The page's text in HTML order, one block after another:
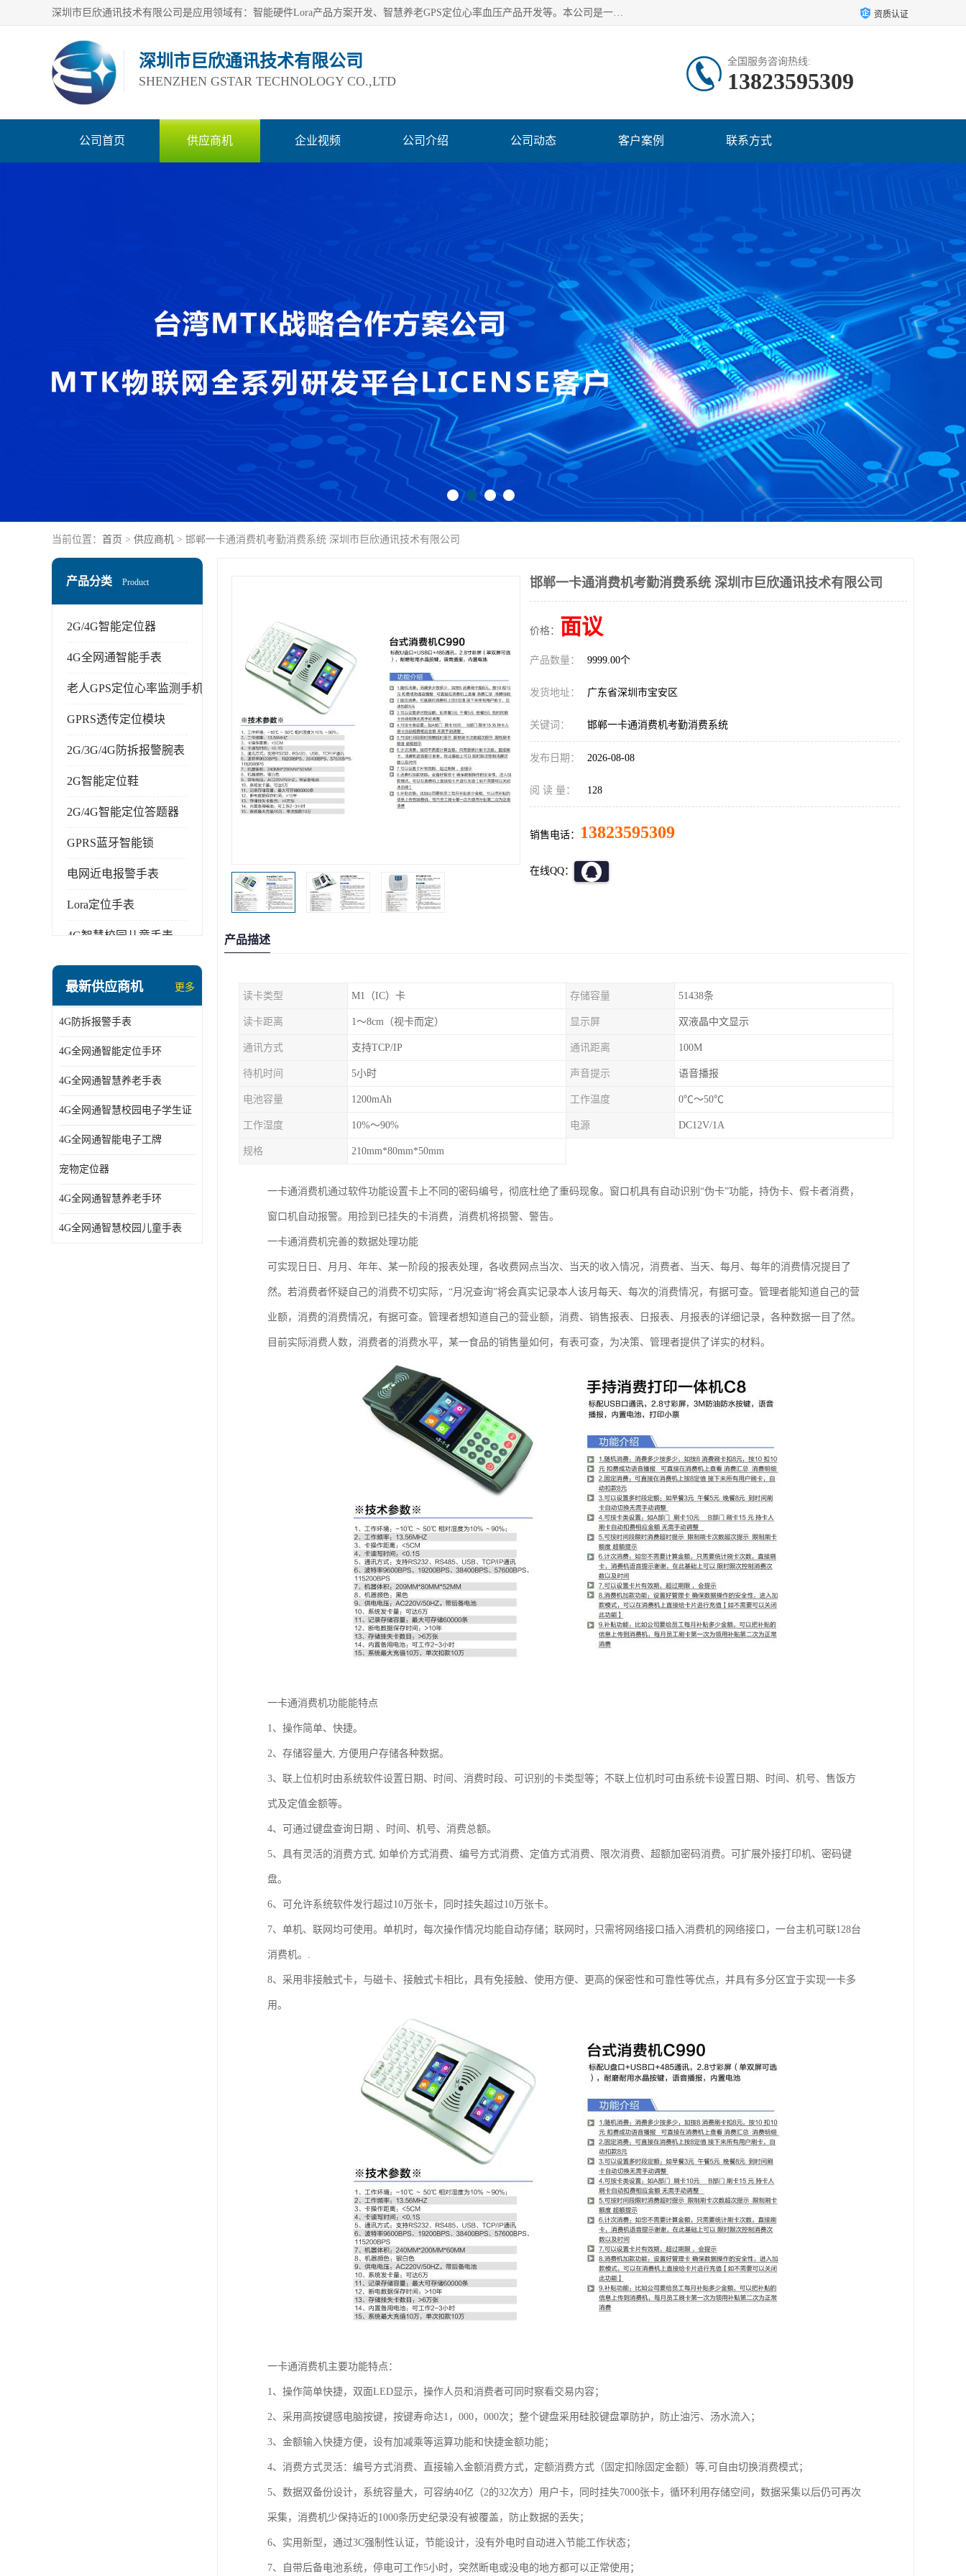
深圳市巨欣通讯技术有限公司是应用领域有：智能硬件Lora产品方案开发、智慧养老GPS定位心率血压产品开发等。本公司是一家民营高新技术企业、行业成员之一的智能硬件方案提供商，公司致力于为智能物联领域提供硬件解决方案。公司可满足不同类型客户采购需要，巨欣通讯切身体会客户对服务及时性的要求，建立了完善的售后服务系统，运用先进的互联网工具为客户提供及时、周到的服务！ 资质认证
深圳市巨欣通讯技术有限公司
SHENZHEN GSTAR TECHNOLOGY CO.,LTD
全国服务咨询热线:
13823595309
公司首页 供应商机 企业视频 公司介绍 公司动态 客户案例 联系方式
当前位置： 首页 > 供应商机 > 邯郸一卡通消费机考勤消费系统 深圳市巨欣通讯技术有限公司
产品分类 Product
2G/4G智能定位器
4G全网通智能手表
老人GPS定位心率监测手机
GPRS透传定位模块
2G/3G/4G防拆报警腕表
2G智能定位鞋
2G/4G智能定位答题器
GPRS蓝牙智能锁
电网近电报警手表
Lora定位手表
4G智慧校园儿童手表
指静脉识别智能锁
2G/BT4.0智能睡眠带
2G/4G智慧养老手环
最新供应商机 更多
4G防拆报警手表
4G全网通智能定位手环
4G全网通智慧养老手表
4G全网通智慧校园电子学生证
4G全网通智能电子工牌
宠物定位器
4G全网通智慧养老手环
4G全网通智慧校园儿童手表
邯郸一卡通消费机考勤消费系统 深圳市巨欣通讯技术有限公司
价格： 面议
产品数量： 9999.00个
发货地址： 广东省深圳市宝安区
关键词： 邯郸一卡通消费机考勤消费系统
发布日期： 2026-08-08
阅 读 量： 128
销售电话： 13823595309
在线QQ：
产品描述
读卡类型 M1（IC）卡 存储容量 51438条
读卡距离 1～8cm（视卡而定） 显示屏 双液晶中文显示
通讯方式 支持TCP/IP 通讯距离 100M
待机时间 5小时 声音提示 语音播报
电池容量 1200mAh 工作温度 0℃～50℃
工作湿度 10%～90% 电源 DC12V/1A
规格 210mm*80mm*50mm
一卡通消费机通过软件功能设置卡上不同的密码编号，彻底杜绝了重码现象。窗口机具有自动识别“伪卡”功能，持伪卡、假卡者消费，
窗口机自动报警。用捡到已挂失的卡消费，消费机将损警、警告。
一卡通消费机完善的数据处理功能
可实现日日、月月、年年、某一阶段的报表处理，各收费网点当次、当天的收入情况，消费者、当天、每月、每年的消费情况提目了
然。若消费者怀疑自己的消费不切实际，“月况查询”将会真实记录本人该月每天、每次的消费情况，有据可查。管理者能知道自己的营
业额，消费的消费情况，有据可查。管理者想知道自己的营业额，消费、销售报表、日报表、月报表的详细记录，各种数据一目了然。
目前实际消费人数，消费者的消费水平，某一食品的销售量如何，有表可查，为决策、管理者提供了详实的材料。
一卡通消费机功能能特点
1、操作简单、快捷。
2、存储容量大, 方便用户存储各种数据。
3、联上位机时由系统软件设置日期、时间、消费时段、可识别的卡类型等；不联上位机时可由系统卡设置日期、时间、机号、售饭方
式及定值金额等。
4、可通过键盘查询日期 、时间、机号、消费总额。
5、具有灵活的消费方式, 如单价方式消费、编号方式消费、定值方式消费、限次消费、超额加密码消费。可扩展外接打印机、密码键
盘。
6、可允许系统软件发行超过10万张卡，同时挂失超过10万张卡。
7、单机、联网均可使用。单机时，每次操作情况均能自动存储；联网时，只需将网络接口插入消费机的网络接口，一台主机可联128台
消费机。.
8、采用非接触式卡，与磁卡、接触式卡相比，具有免接触、使用方便、更高的保密性和可靠性等优点，并具有多分区宜于实现一卡多
用。
一卡通消费机主要功能特点：
1、操作简单快捷，双面LED显示，操作人员和消费者可同时察看交易内容；
2、采用高按键感电脑按键，按键寿命达1，000，000次；整个键盘采用硅胶键盘罩防护，防止油污、汤水流入；
3、金额输入快捷方便，设有加减乘等运算功能和快捷金额功能；
4、消费方式灵活：编号方式消费、直接输入金额消费方式，定额消费方式（固定扣除固定金额）等,可自由切换消费模式；
5、数据双备份设计，系统容量大，可容纳40亿（2的32次方）用户卡，同时挂失7000张卡，循环利用存储空间，数据采集以后仍可再次
采集，消费机少保持近的1000条历史纪录没有被覆盖，防止数据的丢失；
6、实用新型，通过3C强制性认证，节能设计，没有外电时自动进入节能工作状态；
7、自带后备电池系统，停电可工作5小时，突然断电或没电的地方都可以正常使用；